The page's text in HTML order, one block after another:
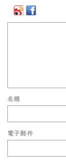
名稱
電子郵件